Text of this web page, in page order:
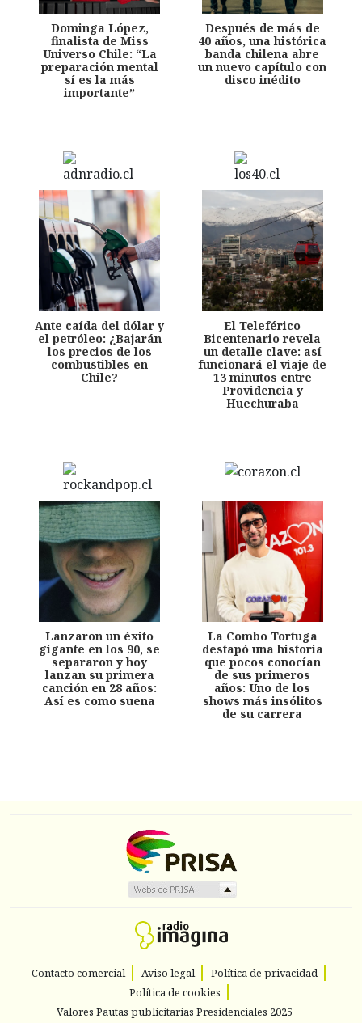
Dominga López,
finalista de Miss
Universo Chile: “La
preparación mental
sí es la más
importante”
Después de más de
40 años, una histórica
banda chilena abre
un nuevo capítulo con
disco inédito
Ante caída del dólar y
el petróleo: ¿Bajarán
los precios de los
combustibles en
Chile?
El Teleférico
Bicentenario revela
un detalle clave: así
funcionará el viaje de
13 minutos entre
Providencia y
Huechuraba
Lanzaron un éxito
gigante en los 90, se
separaron y hoy
lanzan su primera
canción en 28 años:
Así es como suena
La Combo Tortuga
destapó una historia
que pocos conocían
de sus primeros
años: Uno de los
shows más insólitos
de su carrera
Contacto comercial Aviso legal
Política de privacidad
Política de cookies
Valores Pautas publicitarias Presidenciales 2025